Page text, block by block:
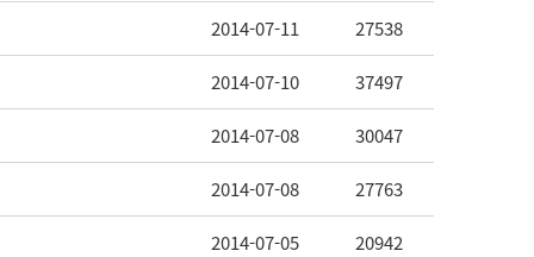
2014-07-11 27538
2014-07-10 37497
2014-07-08 30047
2014-07-08 27763
2014-07-05 20942